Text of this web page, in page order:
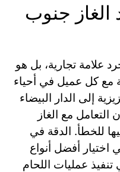
الغاز جنوب
علامة تجارية، بل هو
مع كل عميل في أحياء
إلى الدار البيضاء
مع الغاز
للخطأ. الدقة في
أفضل أنواع
عمليات اللحام